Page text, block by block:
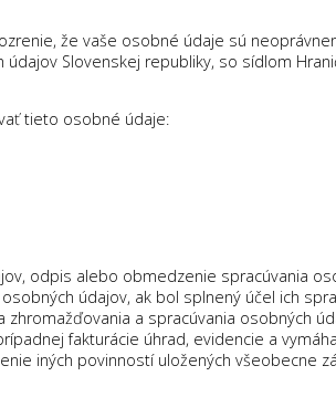
že vaše osobné údaje sú
Slovenskej republiky, so sídlom
tieto osobné údaje:
odpis alebo obmedzenie spracúvania
údajov, ak bol splnený účel ich
a spracúvania osobných
fakturácie úhrad, evidencie a
iných povinností uložených všeobecne